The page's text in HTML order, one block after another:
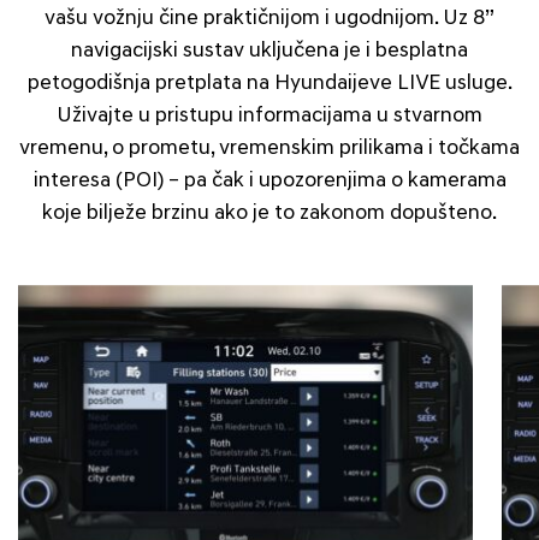
vašu vožnju čine praktičnijom i ugodnijom. Uz 8”
navigacijski sustav uključena je i besplatna
petogodišnja pretplata na Hyundaijeve LIVE usluge.
Uživajte u pristupu informacijama u stvarnom
vremenu, o prometu, vremenskim prilikama i točkama
interesa (POI) – pa čak i upozorenjima o kamerama
koje bilježe brzinu ako je to zakonom dopušteno.